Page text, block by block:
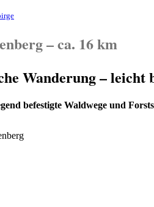
– ca. 16 km
Wanderung – leicht
befestigte Waldwege und